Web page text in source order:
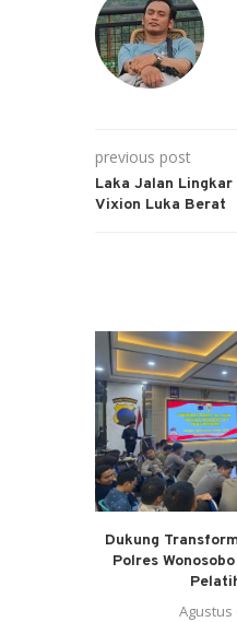
previous post
Laka Jalan Lingkar
Vixion Luka Berat
Dukung
Polres
Agustus